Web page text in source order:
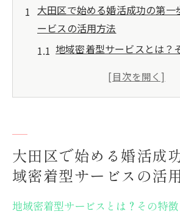
大田区で始める婚活成功の第一
ービスの活用方法
地域密着型サービスとは？
大田区で利用できる地域密
スの活用法
地域密着型サービスの口コ
ック
自分に合った地域密着型サ
大田区で始める婚活成
域密着型サービスの活
地域密着型サービスとは？その特徴